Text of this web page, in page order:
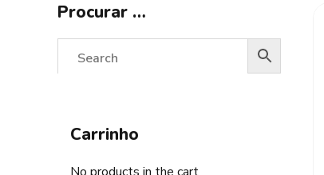
Procurar …
Carrinho
No products in the cart.